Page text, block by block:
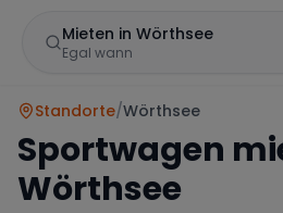
Mieten in Wörthsee
Egal wann
Standorte/Wörthsee
Sportwagen
Wörthsee